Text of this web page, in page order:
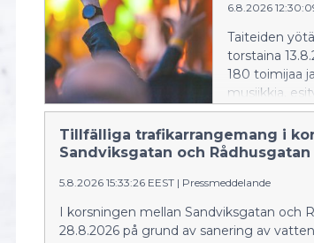
6.8.2026
Taiteiden
torstaina
180 toimijaa
musiikkia,
osallistavaa
Uutuutena
esitellään
Tillfälliga trafikarrangemang i
Sandviksgatan och Rådhusgatan
5.8.2026 15:33:26 EEST | Pressmeddelande
I korsningen mellan Sandviksgatan och
28.8.2026 på grund av sanering av